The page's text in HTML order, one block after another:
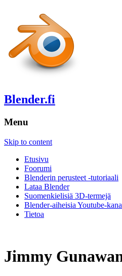
Blender.fi
Menu
Skip to content
Etusivu
Foorumi
Blenderin perusteet -tutoriaali
Lataa Blender
Suomenkielisiä 3D-termejä
Blender-aiheisia Youtube-
Tietoa
Jimmy